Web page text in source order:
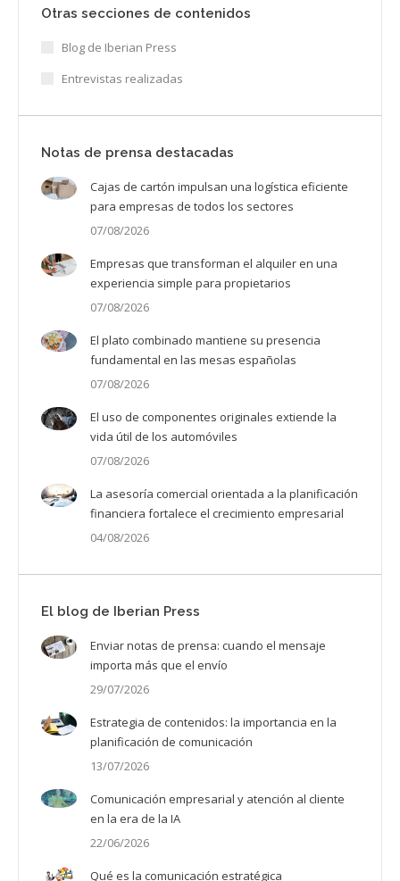
Otras secciones de contenidos
Blog de Iberian Press
Entrevistas realizadas
Notas de prensa destacadas
Cajas de cartón impulsan una logística eficiente
para empresas de todos los sectores
07/08/2026
Empresas que transforman el alquiler en una
experiencia simple para propietarios
07/08/2026
El plato combinado mantiene su presencia
fundamental en las mesas españolas
07/08/2026
El uso de componentes originales extiende la
vida útil de los automóviles
07/08/2026
La asesoría comercial orientada a la planificación
financiera fortalece el crecimiento empresarial
04/08/2026
El blog de Iberian Press
Enviar notas de prensa: cuando el mensaje
importa más que el envío
29/07/2026
Estrategia de contenidos: la importancia en la
planificación de comunicación
13/07/2026
Comunicación empresarial y atención al cliente
en la era de la IA
22/06/2026
Qué es la comunicación estratégica